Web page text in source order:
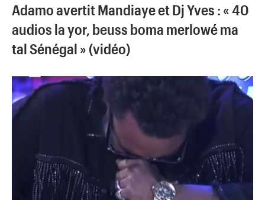
Adamo avertit Mandiaye et Dj Yves : « 40
audios la yor, beuss boma merlowé ma
tal Sénégal » (vidéo)